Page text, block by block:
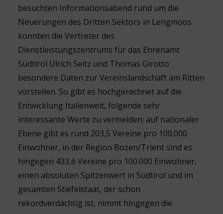
besuchten Informationsabend rund um die
Neuerungen des Dritten Sektors in Lengmoos
konnten die Vertreter des
Dienstleistungszentrums für das Ehrenamt
Südtirol Ulrich Seitz und Thomas Girotto
besondere Daten zur Vereinslandschaft am Ritten
vorstellen. So gibt es hochgerechnet auf die
Entwicklung Italienweit, folgende sehr
interessante Werte zu vermelden: auf nationaler
Ebene gibt es rund 203,5 Vereine pro 100.000
Einwohner, in der Region Bozen/Trient sind es
hingegen 433,6 Vereine pro 100.000 Einwohner,
einen absoluten Spitzenwert in Südtirol und im
gesamten Stiefelstaat, der schon
rekordverdächtig ist, nimmt hingegen die